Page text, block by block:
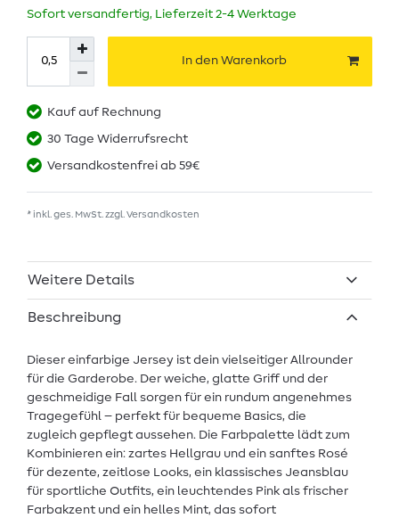
Sofort versandfertig, Lieferzeit 2-4 Werktage
In den Warenkorb
Kauf auf Rechnung
30 Tage Widerrufsrecht
Versandkostenfrei ab 59€
* inkl. ges. MwSt. zzgl. Versandkosten
Weitere Details
Beschreibung
Dieser einfarbige Jersey ist dein vielseitiger Allrounder
für die Garderobe. Der weiche, glatte Griff und der
geschmeidige Fall sorgen für ein rundum angenehmes
Tragegefühl – perfekt für bequeme Basics, die
zugleich gepflegt aussehen. Die Farbpalette lädt zum
Kombinieren ein: zartes Hellgrau und ein sanftes Rosé
für dezente, zeitlose Looks, ein klassisches Jeansblau
für sportliche Outfits, ein leuchtendes Pink als frischer
Farbakzent und ein helles Mint, das sofort